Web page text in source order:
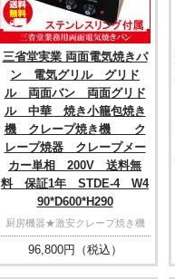
三省堂実業 両面電気焼きパ
ン 電気グリル グリド
ル 両面バン 両面グリド
ル 中華 焼き小籠包焼き
機 クレープ焼き機 ク
レープ焼器 クレープメー
カー単相 200V 送料無
料 保証1年 STDE-4 W4
90*D600*H290
厨房機器★激安クレープ焼き機
96,800円（税込）